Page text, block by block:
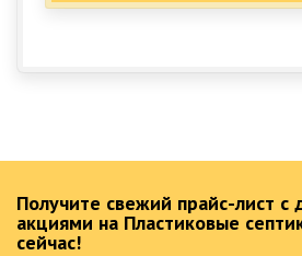
Получите свежий прайс-лист
акциями на Пластиковые
сейчас!